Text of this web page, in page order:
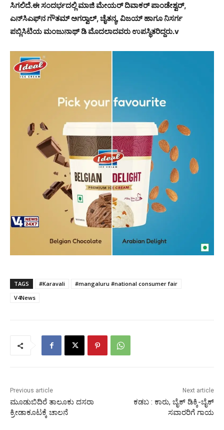
ಸಿಗಲಿದೆ.ಈ ಸಂದರ್ಭದಲ್ಲಿ ಮಾಜಿ ಮೇಯರ್ ದಿವಾಕರ್ ಪಾಂಡೇಶ್ವರ್,
ಎನ್‍ಸಿಎಫ್‍ನ ಗೌತಮ್ ಅಗರ್‍ವಾಲ್, ಚೈತನ್ಯ, ವಿಜಯ್ ಹಾಗೂ ನಿಸರ್ಗ
ಪಬ್ಲಿಸಿಟಿಯ ಮಂಜುನಾಥ್ ಡಿ ಮೊದಲಾದವರು ಉಪಸ್ಥಿತರಿದ್ದರು.v
TAGS #Karavali
#mangaluru #national consumer fair
V4News
Previous article
ಮೂಡುಬಿದಿರೆ ತಾಲೂಕು ದಸರಾ
ಕ್ರೀಡಾಕೂಟಕ್ಕೆ ಚಾಲನೆ
Next article
ಕಡಬ : ಕಾರು, ಬೈಕ್ ಡಿಕ್ಕಿ-ಬೈಕ್
ಸವಾರರಿಗೆ ಗಾಯ